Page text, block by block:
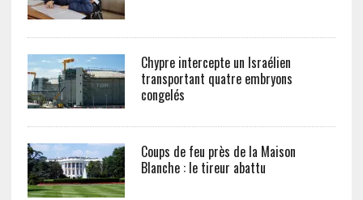
Chypre intercepte un Israélien
transportant quatre embryons
congelés
Coups de feu près de la Maison
Blanche : le tireur abattu